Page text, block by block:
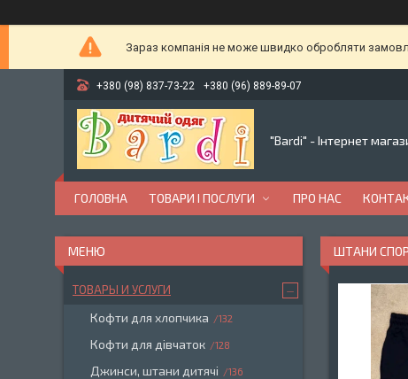
Зараз компанія не може швидко обробляти
+380 (98) 837-73-22 +380 (96) 889-89-07
"Bardi" - Інтернет
ГОЛОВНА ТОВАРИ І ПОСЛУГИ ПРО НАС
ШТАНИ
ТОВАРЫ И УСЛУГИ
Кофти для хлопчика 132
Кофти для дівчаток 128
Джинси, штани дитячі 136